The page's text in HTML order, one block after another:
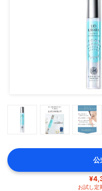
公
お試し定